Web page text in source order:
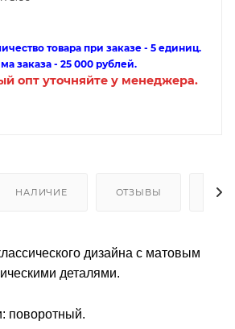
товара при заказе - 5 единиц.
заказа - 25 000 рублей.
опт уточняйте у менеджера.
НАЛИЧИЕ ОТЗЫВЫ
дизайна с матовым
деталями.
поворотный.